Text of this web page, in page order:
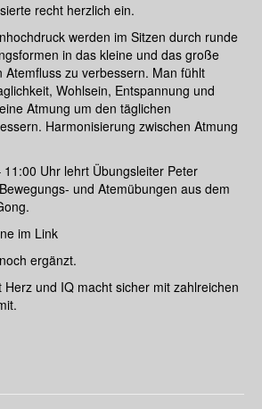
recht herzlich ein.
werden im Sitzen durch runde
in das kleine und das große
Atemfluss zu verbessern. Man fühlt
Wohlsein, Entspannung und
Atmung um den täglichen
Harmonisierung zwischen Atmung
Uhr lehrt Übungsleiter Peter
und Atemübungen aus dem
im Link
ergänzt.
Herz und IQ macht sicher mit zahlreichen